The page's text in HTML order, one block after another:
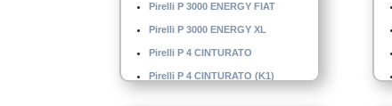
Pirelli P 3000 ENERGY FIAT
Pirelli P 3000 ENERGY XL
Pirelli P 4 CINTURATO
Pirelli P 4 CINTURATO (K1)